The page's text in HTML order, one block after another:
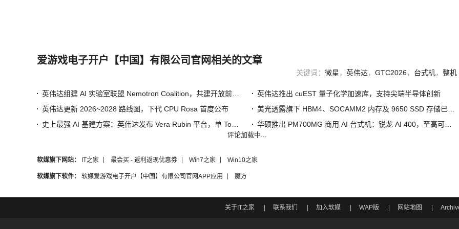
爱游戏电子开户【中国】有限公司官网相关的文章
关键词： 微星， 英伟达， GTC2026， 台式机， 整机
英伟达推出 cuEST 量子化学加速库，支持尖端半导体创新
英伟达更新 2026~2028 路线图，下代 CPU Rosa 首度公布
评论加载中...
软媒旗下网站： IT之家 最会买 - 返利返现优惠券 Win7之家 Win10之家
软媒旗下软件： 软媒爱游戏电子开户【中国】有限公司官网APP应用 魔方
关于IT之家 联系我们 加入软媒 WAP版 网站地图